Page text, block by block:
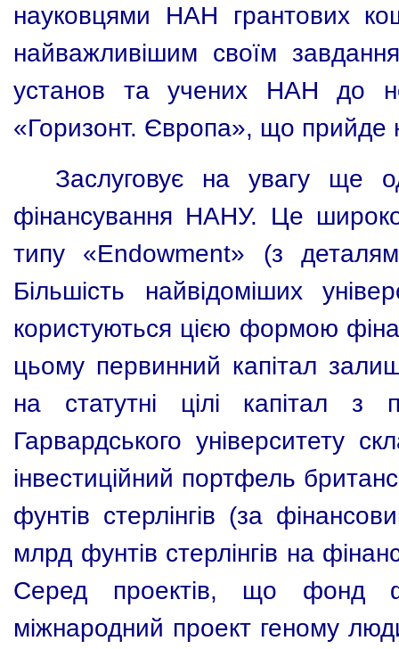
науковцями НАН грантових
найважливішим своїм
установ та учених НАН до
«Горизонт. Європа», що прийде
Заслуговує на увагу ще
фінансування НАНУ. Це
типу «Endowment» (з
Більшість найвідоміших
користуються цією формою
цьому первинний капітал
на статутні цілі капітал з
Гарвардського університету
інвестиційний портфель
фунтів стерлінгів (за
млрд фунтів стерлінгів на
Серед проектів, що фонд
міжнародний проект геному